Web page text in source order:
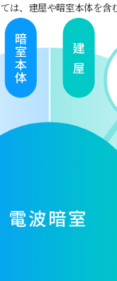
は、建屋や暗室本体を含